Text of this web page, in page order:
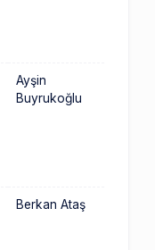
Ayşin
Buyrukoğlu
Berkan Ataş